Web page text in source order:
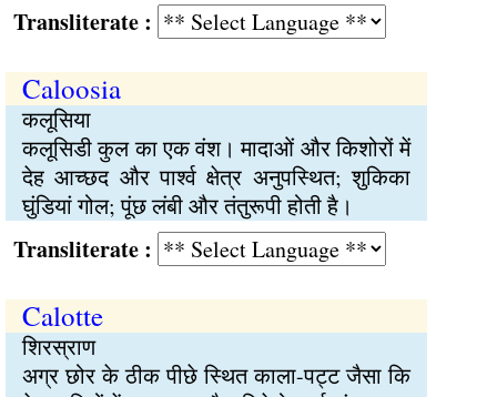
:
Caloosia
कलूसिया
कलूसिडी कुल का एक वंश। मादाओं और किशोरों में
देह आच्छद और पार्श्व क्षेत्र अनुपस्थित; शुकिका
घुंडियां गोल; पूंछ लंबी और तंतुरूपी होती है।
:
Calotte
शिरस्राण
अग्र छोर के ठीक पीछे स्थित काला-पट्ट जैसा कि